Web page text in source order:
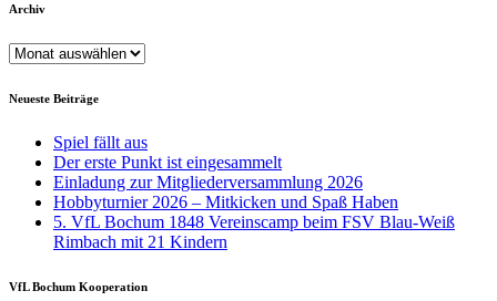
Archiv
Archiv
Neueste Beiträge
Spiel fällt aus
Der erste Punkt ist eingesammelt
Einladung zur Mitgliederversammlung 2026
Hobbyturnier 2026 – Mitkicken und Spaß Haben
5. VfL Bochum 1848 Vereinscamp beim FSV Blau-Weiß
Rimbach mit 21 Kindern
VfL Bochum Kooperation